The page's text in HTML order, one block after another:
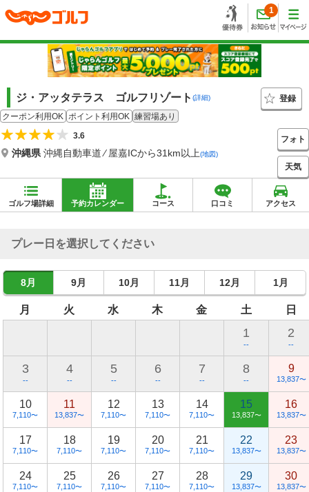
1
ジ・アッタテラス ゴルフリゾート (詳細)
登録
クーポン利用OK ポイント利用OK 練習場あり
3.6
沖縄県沖縄自動車道 ⁄ 屋嘉ICから31km以上(地図)
フォト
天気
ゴルフ場詳細 予約カレンダー コース 口コミ アクセス
プレー日を選択してください
8月 9月 10月 11月 12月 1月
月 火 水 木 金 土 日
1
--
2
--
3
--
4
--
5
--
6
--
7
--
8
--
9
13,837〜
10
7,110〜
11
13,837〜
12
7,110〜
13
7,110〜
14
7,110〜
15
13,837〜
16
13,837〜
17
7,110〜
18
7,110〜
19
7,110〜
20
7,110〜
21
7,110〜
22
13,837〜
23
13,837〜
24
7,110〜
25
7,110〜
26
7,110〜
27
7,110〜
28
7,110〜
29
13,837〜
30
13,837〜